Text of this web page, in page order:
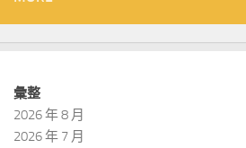
彙整
2026 年 8 月
2026 年 7 月